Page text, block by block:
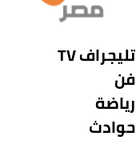
تليجراف TV
فن
رياضة
حوادث